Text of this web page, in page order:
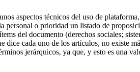
aspectos técnicos del uso de
o prioridad un listado de
del documento (derechos sociales;
cada uno de los artículos, no existe
jerárquicos, ya que, y esto es una